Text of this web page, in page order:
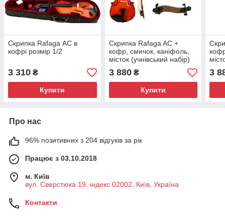
Скрипка Rafaga АС в
кофрі розмір 1/2
3 310 ₴
Купити
Скрипка Rafaga AC +
кофр, смичок, каніфоль,
місток (учнівський набір)
4/4
3 880₴
Купити
1/4
3
Про нас
96% позитивних з 204 відгуків за рік
Працює з 03.10.2018
м. Київ
вул. Сверстюка 19, індекс 02002, Київ, Україна
Контакти